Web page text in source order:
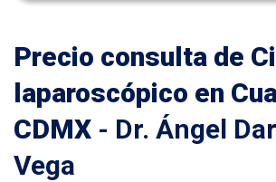
Precio consulta de
laparoscópico en
CDMX - Dr. Ángel
Vega